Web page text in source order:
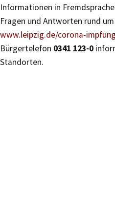
Informationen in
Fragen und Antworten rund
www.leipzig.de/corona-impfung
Bürgertelefon 0341 123-0
Standorten.